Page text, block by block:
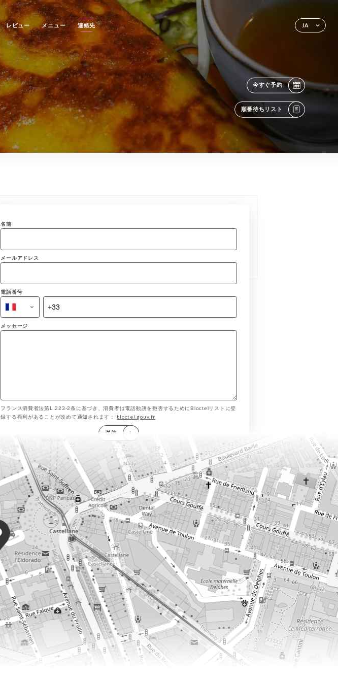
JA
レビュー メニュー 連絡先
今すぐ予約
順番待ちリスト
名前
メールアドレス
電話番号
メッセージ
フランス消費者法第L.223-2条に基づき、消費者は電話勧誘を拒否するためにBloctelリストに登
録する権利があることが改めて通知されます： bloctel.gouv.fr
送信